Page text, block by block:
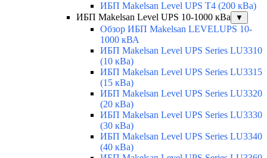
ИБП Makelsan Level UPS T4 (200 кВа)
ИБП Makelsan Level UPS 10-1000 кВа
▼
Обзор ИБП Makelsan LEVELUPS 10-
1000 кВА
ИБП Makelsan Level UPS Series LU3310
(10 кВа)
ИБП Makelsan Level UPS Series LU3315
(15 кВа)
ИБП Makelsan Level UPS Series LU3320
(20 кВа)
ИБП Makelsan Level UPS Series LU3330
(30 кВа)
ИБП Makelsan Level UPS Series LU3340
(40 кВа)